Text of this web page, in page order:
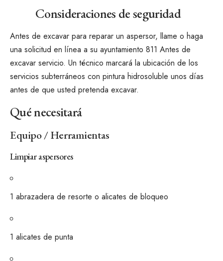
Consideraciones de seguridad
Antes de excavar para reparar un aspersor, llame o haga
una solicitud en línea a su ayuntamiento 811 Antes de
excavar servicio. Un técnico marcará la ubicación de los
servicios subterráneos con pintura hidrosoluble unos días
antes de que usted pretenda excavar.
Qué necesitará
Equipo / Herramientas
Limpiar aspersores
1 abrazadera de resorte o alicates de bloqueo
1 alicates de punta